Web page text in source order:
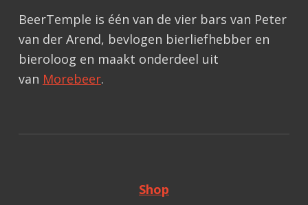
BeerTemple is één van de vier bars van Peter
van der Arend, bevlogen bierliefhebber en
bieroloog en maakt onderdeel uit
van Morebeer.
Shop